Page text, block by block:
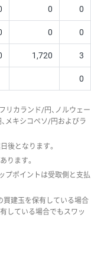
0 0
0 0
1,720 3
0
リカランド/円、ノルウェー
メキシコペソ/円およびラ
後となります。
ります。
プポイントは受取側と支払
買建玉を保有している場合
している場合でもスワッ